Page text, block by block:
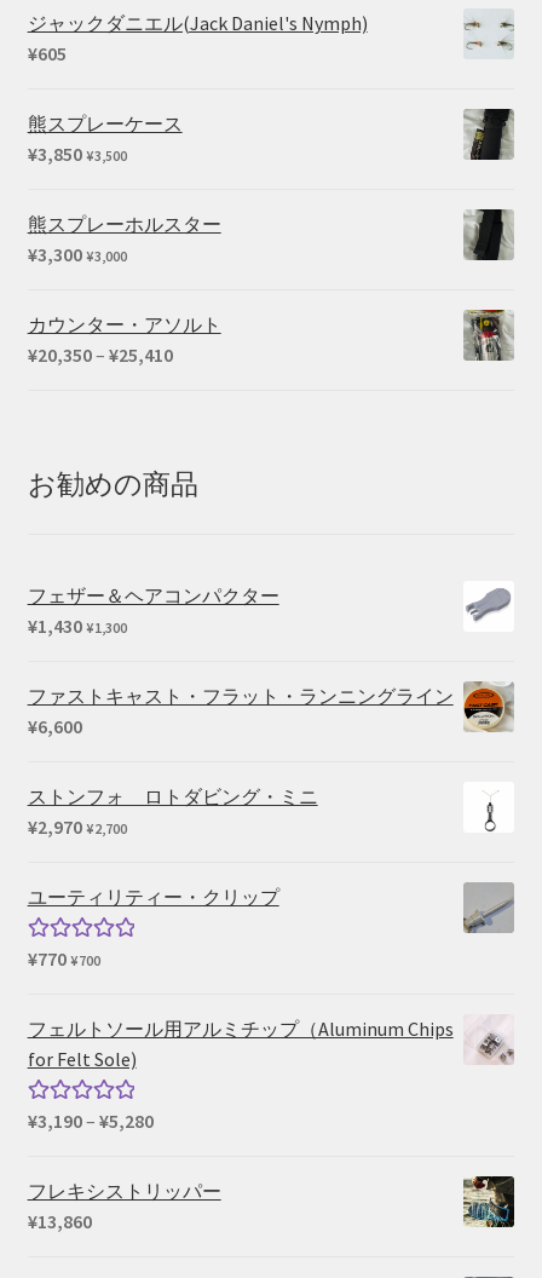
ジャックダニエル(Jack Daniel's Nymph)
¥605
熊スプレーケース
¥3,850 ¥3,500
熊スプレーホルスター
¥3,300 ¥3,000
カウンター・アソルト
¥20,350– ¥25,410価
–
¥25,410
お勧めの商品
フェザー＆ヘアコンパクター
¥1,430 ¥1,300
ファストキャスト・フラット・ランニングライン
¥6,600
ストンフォ ロトダビング・ミニ
¥2,970 ¥2,700
ユーティリティー・クリップ
5段階中
¥770 ¥700
フェルトソール用アルミチップ（Aluminum Chips
for Felt Sole)
5段階中
¥3,190– ¥5,280価
帯:
フレキシストリッパー
¥13,860